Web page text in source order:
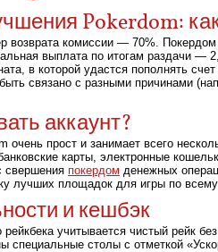
Pokerdom:
возврата комиссии — 70%.
выплата по итогам раздачи —
в которой удастся пополнять
связано с разными причинами
аккаунт?
очень прост и занимает всего
карты, электронные
свершения покердом денежных
лучших площадок для игры по
и кешбэк
учитывается чистый рейк
специальные столы с отметкой